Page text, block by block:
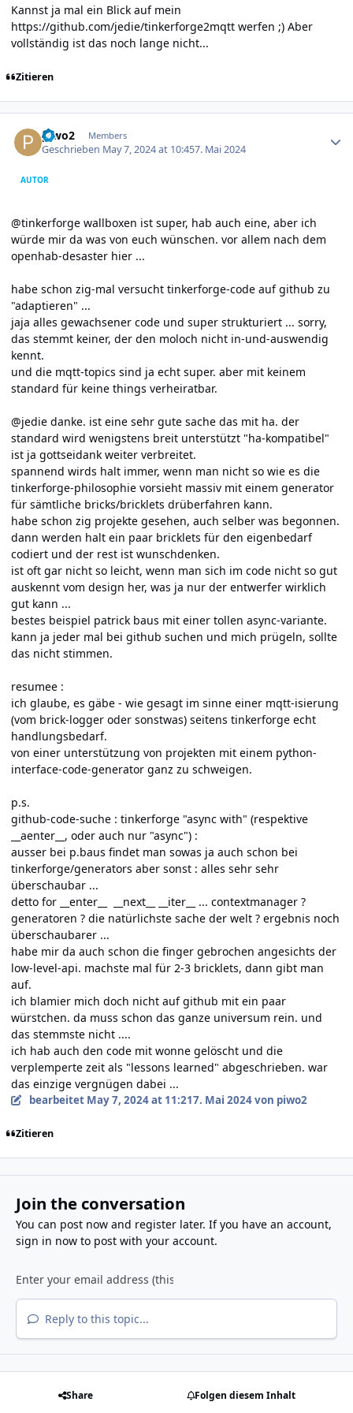
Kannst ja mal ein Blick auf mein
https://github.com/jedie/tinkerforge2mqtt werfen ;) Aber
vollständig ist das noch lange nicht...
Zitieren
piwo2 Members
Geschrieben May 7, 2024 at 10:457. Mai 2024
AUTOR
@tinkerforge wallboxen ist super, hab auch eine, aber ich
würde mir da was von euch wünschen. vor allem nach dem
openhab-desaster hier ...
habe schon zig-mal versucht tinkerforge-code auf github zu
"adaptieren" ...
jaja alles gewachsener code und super strukturiert ... sorry,
das stemmt keiner, der den moloch nicht in-und-auswendig
kennt.
und die mqtt-topics sind ja echt super. aber mit keinem
standard für keine things verheiratbar.
@jedie danke. ist eine sehr gute sache das mit ha. der
standard wird wenigstens breit unterstützt "ha-kompatibel"
ist ja gottseidank weiter verbreitet.
spannend wirds halt immer, wenn man nicht so wie es die
tinkerforge-philosophie vorsieht massiv mit einem generator
für sämtliche bricks/bricklets drüberfahren kann.
habe schon zig projekte gesehen, auch selber was begonnen.
dann werden halt ein paar bricklets für den eigenbedarf
codiert und der rest ist wunschdenken.
ist oft gar nicht so leicht, wenn man sich im code nicht so gut
auskennt vom design her, was ja nur der entwerfer wirklich
gut kann ...
bestes beispiel patrick baus mit einer tollen async-variante.
kann ja jeder mal bei github suchen und mich prügeln, sollte
das nicht stimmen.
resumee :
ich glaube, es gäbe - wie gesagt im sinne einer mqtt-isierung
(vom brick-logger oder sonstwas) seitens tinkerforge echt
handlungsbedarf.
von einer unterstützung von projekten mit einem python-
interface-code-generator ganz zu schweigen.
p.s.
github-code-suche : tinkerforge "async with" (respektive
__aenter__, oder auch nur "async") :
ausser bei p.baus findet man sowas ja auch schon bei
tinkerforge/generators aber sonst : alles sehr sehr
überschaubar ...
detto for __enter__ __next__ __iter__ ... contextmanager ?
generatoren ? die natürlichste sache der welt ? ergebnis noch
überschaubarer ...
habe mir da auch schon die finger gebrochen angesichts der
low-level-api. machste mal für 2-3 bricklets, dann gibt man
auf.
ich blamier mich doch nicht auf github mit ein paar
würstchen. da muss schon das ganze universum rein. und
das stemmste nicht ....
ich hab auch den code mit wonne gelöscht und die
verplemperte zeit als "lessons learned" abgeschrieben. war
das einzige vergnügen dabei ...
bearbeitet May 7, 2024 at 11:217. Mai 2024von piwo2
Zitieren
Join the conversation
You can post now and register later. If you have an account,
sign in nowto post with your account.
Reply to this topic...
Share Folgen diesem Inhalt